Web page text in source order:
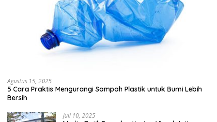
Agustus 15, 2025
5 Cara Praktis Mengurangi Sampah Plastik untuk Bumi Lebih
Bersih
Juli 10, 2025